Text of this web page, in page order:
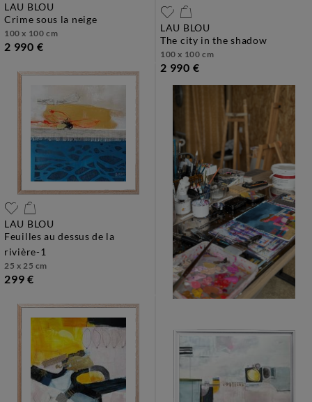
LAU BLOU
crime sous la neige
100 x 100 cm
2 990 €
LAU BLOU
the city in the shadow
100 x 100 cm
2 990 €
LAU BLOU
feuilles au dessus de la
rivière-1
25 x 25 cm
299 €